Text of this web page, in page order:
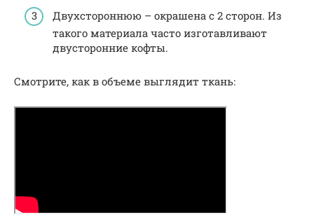
Двухстороннюю – окрашена с 2 сторон. Из
такого материала часто изготавливают
двусторонние кофты.
Смотрите, как в объеме выглядит ткань: